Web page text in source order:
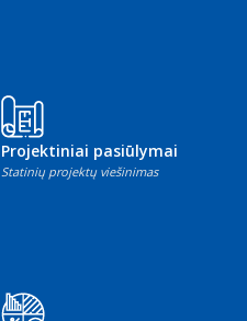
Projektiniai pasiūlymai
Statinių projektų viešinimas